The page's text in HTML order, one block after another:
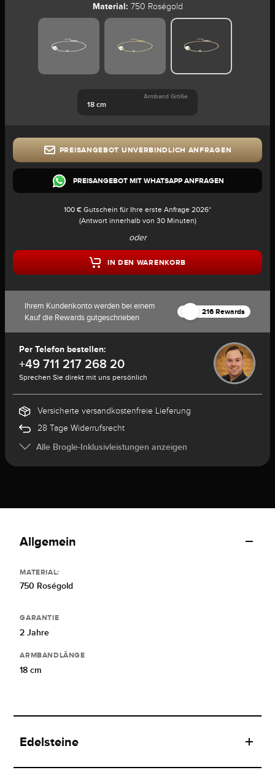
Material: 750 Roségold
18 cm
Armband Größe
PREISANGEBOT UNVERBINDLICH ANFRAGEN
PREISANGEBOT MIT WHATSAPP ANFRAGEN
100 € Gutschein für Ihre erste Anfrage 2026*
(Antwort innerhalb von 30 Minuten)
oder
IN DEN WARENKORB
Ihrem Kundenkonto werden bei einem
Kauf die Rewards gutgeschrieben
216 Rewards
Per Telefon bestellen:
+49 711 217 268 20
Sprechen Sie direkt mit uns persönlich
Versicherte versandkostenfreie Lieferung
28 Tage Widerrufsrecht
Alle Brogle-Inklusivleistungen anzeigen
Allgemein
MATERIAL:
750 Roségold
GARANTIE
2 Jahre
ARMBANDLÄNGE
18 cm
Edelsteine